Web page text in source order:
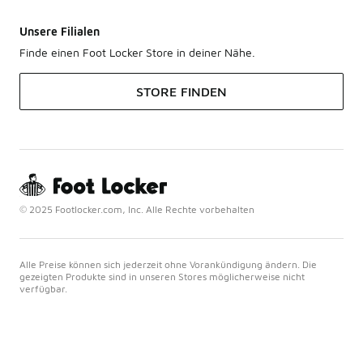
Unsere Filialen
Finde einen Foot Locker Store in deiner Nähe.
STORE FINDEN
© 2025 Footlocker.com, Inc. Alle Rechte vorbehalten
Alle Preise können sich jederzeit ohne Vorankündigung ändern. Die
gezeigten Produkte sind in unseren Stores möglicherweise nicht
verfügbar.